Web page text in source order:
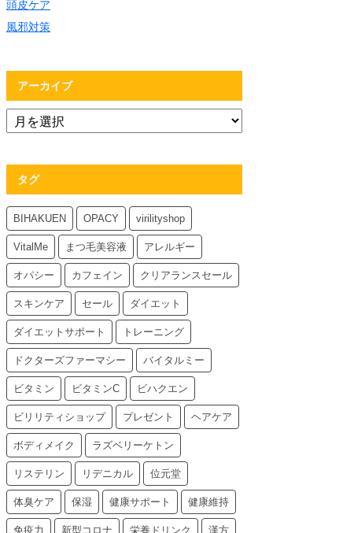
頭皮ケア
風邪対策
アーカイブ
タグ
BIHAKUEN OPACY virilityshop
VitalMe まつ毛美容液 アレルギー
オパシー カフェイン クリアランスセール
スキンケア セール ダイエット
ダイエットサポート トレーニング
ドクターズファーマシー バイタルミー
ビタミン ビタミンC ビハクエン
ビリリティショップ プレゼント ヘアケア
ボディメイク ラズベリーケトン
リステリン リデニカル 位元堂
体臭ケア 保湿 健康サポート 健康維持
免疫力 新型コロナ 栄養ドリンク 漢方